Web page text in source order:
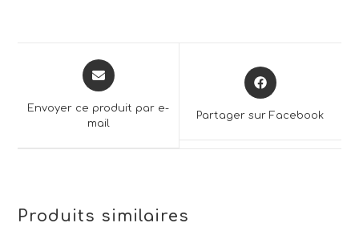
Opens
in
new
Envoyer ce produit par e-
mail
Opens
in
Partager sur Facebook
Produits similaires